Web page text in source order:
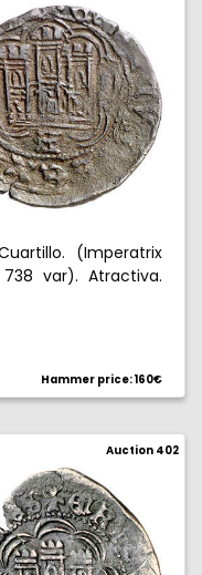
(Imperatrix
738 var). Atractiva.
Hammer price: 160€
Auction 402